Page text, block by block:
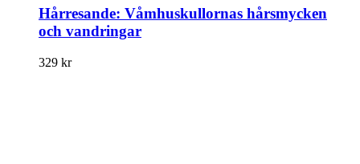
Hårresande: Våmhuskullornas hårsmycken
och vandringar
329 kr